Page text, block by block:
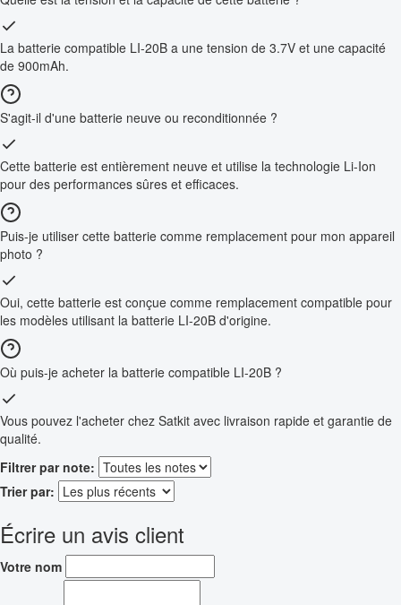
La batterie compatible LI-20B a une tension de 3.7V et une capacité
de 900mAh.
S'agit-il d'une batterie neuve ou reconditionnée ?
Cette batterie est entièrement neuve et utilise la technologie Li-Ion
pour des performances sûres et efficaces.
Puis-je utiliser cette batterie comme remplacement pour mon appareil
photo ?
Oui, cette batterie est conçue comme remplacement compatible pour
les modèles utilisant la batterie LI-20B d'origine.
Où puis-je acheter la batterie compatible LI-20B ?
Vous pouvez l'acheter chez Satkit avec livraison rapide et garantie de
qualité.
Filtrer par note:
Trier par:
Écrire un avis client
Votre nom